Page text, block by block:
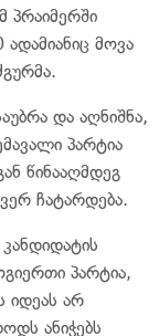
პრაიმერში
მოვა
და აღნიშნა,
პარტია
წინააღმდეგ
ჩატარდება.
პარტია,
იდეას არ
ანიჭებს